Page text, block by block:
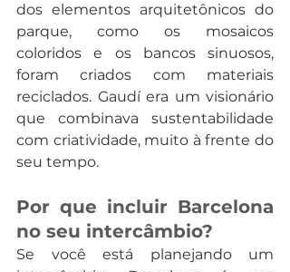
dos elementos arquitetônicos do
parque, como os mosaicos
coloridos e os bancos sinuosos,
foram criados com materiais
reciclados. Gaudí era um visionário
que combinava sustentabilidade
com criatividade, muito à frente do
seu tempo.
Por que incluir Barcelona
no seu intercâmbio?
Se você está planejando um